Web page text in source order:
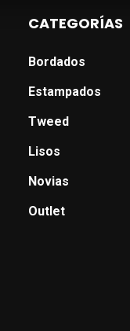
CATEGORÍAS
Bordados
Estampados
Tweed
Lisos
Novias
Outlet